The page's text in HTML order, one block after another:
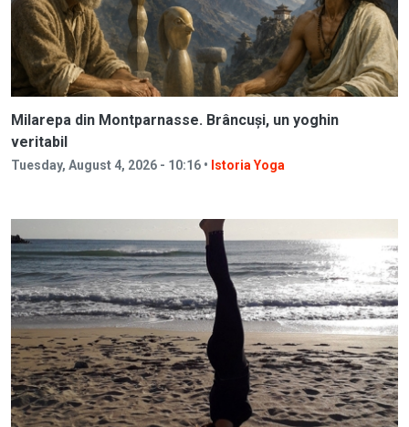
Milarepa din Montparnasse. Brâncuși, un yoghin
veritabil
Tuesday, August 4, 2026 - 10:16 • Istoria Yoga